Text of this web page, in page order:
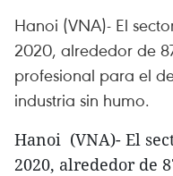
Hanoi​ (VNA)- El
2020, alrededor de
profesional para el
industria sin humo.
Hanoi (VNA)- El
2020, alrededor de